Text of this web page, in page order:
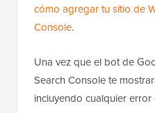
cómo agregar tu sitio de
Console.
Una vez que el bot de
Search Console te
incluyendo cualquier